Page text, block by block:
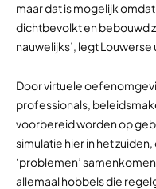
maar dat is mogelijk
dichtbevolkt en bebouwd
nauwelijks’, legt Louwerse
Door virtuele
professionals,
voorbereid worden op
simulatie hier in het
‘problemen’
allemaal hobbels die